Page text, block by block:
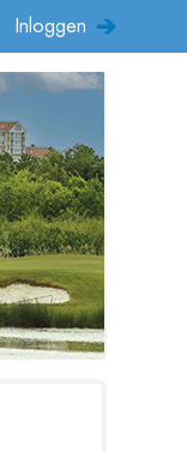
Inloggen